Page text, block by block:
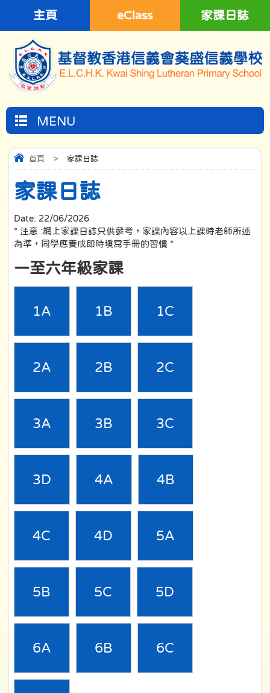
主頁 eClass 家課日誌
MENU
首頁 > 家課日誌
家課日誌
Date: 22/06/2026
* 注意 :網上家課日誌只供參考，家課內容以上課時老師所述
為準，同學應養成即時填寫手冊的習慣 *
一至六年級家課
1A 1B 1C
2A 2B 2C
3A 3B 3C
3D 4A 4B
4C 4D 5A
5B 5C 5D
6A 6B 6C